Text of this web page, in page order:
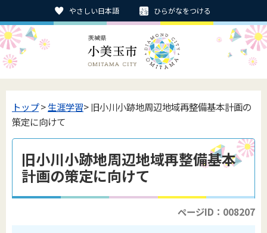
やさしい日本語 ひらがなをつける
トップ>生涯学習> 旧小川小跡地周辺地域再整備基本計画の
策定に向けて
旧小川小跡地周辺地域再整備基本
計画の策定に向けて
ページID：008207